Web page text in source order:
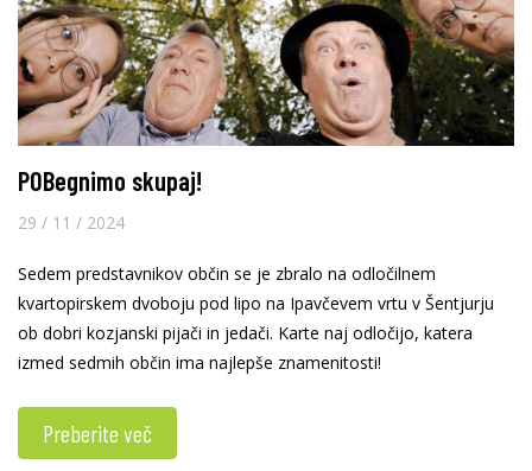
POBegnimo skupaj!
29 / 11 / 2024
Sedem predstavnikov občin se je zbralo na odločilnem
kvartopirskem dvoboju pod lipo na Ipavčevem vrtu v Šentjurju
ob dobri kozjanski pijači in jedači. Karte naj odločijo, katera
izmed sedmih občin ima najlepše znamenitosti!
Preberite več